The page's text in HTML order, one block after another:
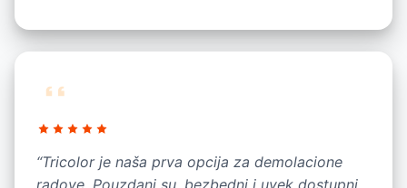
“Tricolor je naša prva opcija za demolacione
radove. Pouzdani su, bezbedni i uvek dostupni.